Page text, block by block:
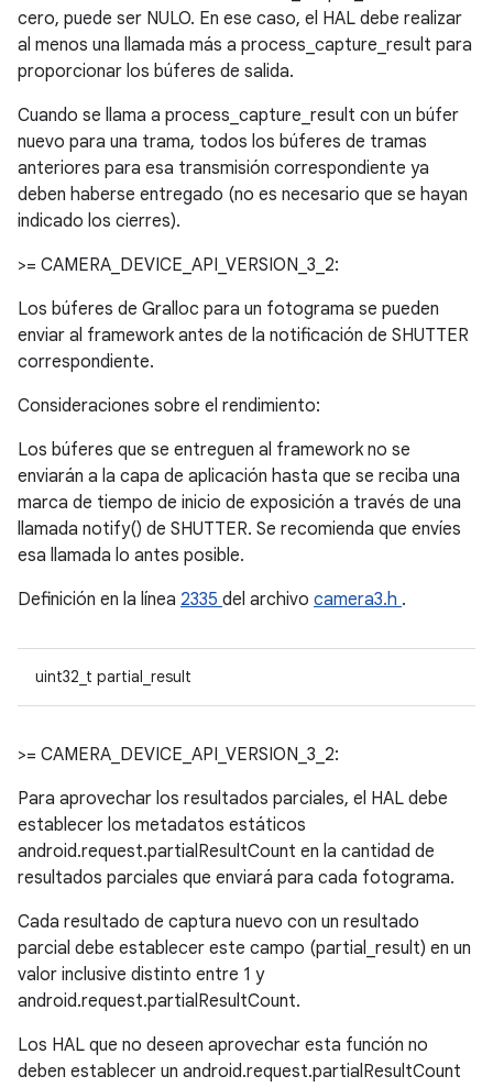
cero, puede ser NULO. En ese caso, el HAL debe realizar
al menos una llamada más a process_capture_result para
proporcionar los búferes de salida.
Cuando se llama a process_capture_result con un búfer
nuevo para una trama, todos los búferes de tramas
anteriores para esa transmisión correspondiente ya
deben haberse entregado (no es necesario que se hayan
indicado los cierres).
>= CAMERA_DEVICE_API_VERSION_3_2:
Los búferes de Gralloc para un fotograma se pueden
enviar al framework antes de la notificación de SHUTTER
correspondiente.
Consideraciones sobre el rendimiento:
Los búferes que se entreguen al framework no se
enviarán a la capa de aplicación hasta que se reciba una
marca de tiempo de inicio de exposición a través de una
llamada notify() de SHUTTER. Se recomienda que envíes
esa llamada lo antes posible.
Definición en la línea 2335 del archivo camera3.h .
uint32_t partial_result
>= CAMERA_DEVICE_API_VERSION_3_2:
Para aprovechar los resultados parciales, el HAL debe
establecer los metadatos estáticos
android.request.partialResultCount en la cantidad de
resultados parciales que enviará para cada fotograma.
Cada resultado de captura nuevo con un resultado
parcial debe establecer este campo (partial_result) en un
valor inclusive distinto entre 1 y
android.request.partialResultCount.
Los HAL que no deseen aprovechar esta función no
deben establecer un android.request.partialResultCount